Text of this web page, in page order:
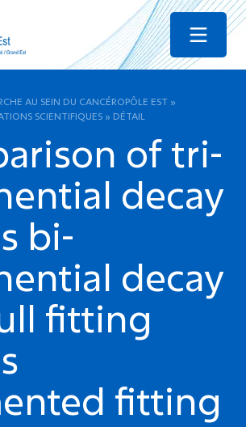
Menu
AU SEIN DU CANCÉROPÔLE EST »
SCIENTIFIQUES » DÉTAIL
of tri-
decay
bi-
decay
fitting
fitting